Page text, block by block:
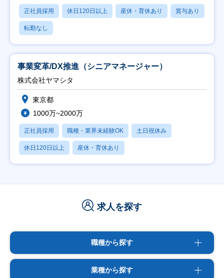
正社員採用 休日120日以上 産休・育休あり 賞与あり
転勤なし
事業変革/DX推進（シニアマネージャー）
株式会社ヤマシタ
東京都
1000万~2000万
正社員採用 職種・業界未経験OK 土日祝休み
休日120日以上 産休・育休あり
求人を探す
職種から探す
業種から探す